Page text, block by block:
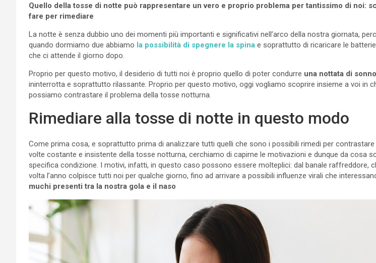
Quello della tosse di notte può rappresentare un vero e proprio problema per tantissimo di noi:
fare per rimediare
La notte è senza dubbio uno dei momenti più importanti e significativi nell’arco della nostra giornata,
quando dormiamo due abbiamo la possibilità di spegnere la spina e soprattutto di ricaricare le
che ci attende il giorno dopo.
Proprio per questo motivo, il desiderio di tutti noi è proprio quello di poter condurre una nottata di
ininterrotta e soprattutto rilassante. Proprio per questo motivo, oggi vogliamo scoprire insieme a voi in
possiamo contrastare il problema della tosse notturna.
Rimediare alla tosse di notte in questo modo
Come prima cosa, e soprattutto prima di analizzare tutti quelli che sono i possibili rimedi per
volte costante e insistente della tosse notturna, cerchiamo di capirne le motivazioni e dunque da cosa
specifica condizione. I motivi, infatti, in questo caso possono essere molteplici: dal banale raffreddore,
volta l’anno colpisce tutti noi per qualche giorno, fino ad arrivare a possibili influenze virali che
muchi presenti tra la nostra gola e il naso